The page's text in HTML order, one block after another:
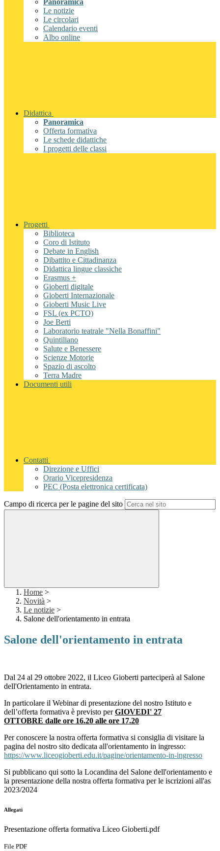
Panoramica
Le notizie
Le circolari
Calendario eventi
Albo online
Didattica
Panoramica
Offerta formativa
Le schede didattiche
I progetti delle classi
Progetti
Biblioteca
Coro di Istituto
Debate in English
Dibattito e Cittadinanza
Didattica lingue classiche
Erasmus +
Gioberti digitale
Gioberti Internazionale
Gioberti Music Live
FSL (ex PCTO)
Joe Berti
Laboratorio teatrale "Nella Bonaffini"
Quintiliano
Salute e Benessere
Scienze Motorie
Spazio di ascolto
Terra Madre
Documenti utili
Contatti
Direzione e Uffici
Orario Vicepresidenza
PEC (Posta elettronica certificata)
Campo di ricerca per le pagine del sito
Home >
Novità >
Le notizie >
Salone dell'orientamento in entrata
Salone dell'orientamento in entrata
Dal 24 al 29 ottobre 2022, il Liceo Gioberti parteciperà al Salone
dell'Orientamento in entrata.
In particolare il Webinar di presentazione del nostro Istituto e
dell’offerta formativa è previsto perGIOVEDI' 27
OTTOBRE dalle ore 16.20 alle ore 17.20
Per conoscere la nostra offerta formativa si consiglia di visitare la
pagina del nostro sito dedicata all'orientamento in ingresso:
https://www.liceogioberti.edu.it/pagine/orientamento-in-ingresso
Si pubblicano qui sotto la Locandina del Salone dell'orientamento e
la presentazione della nostra offerta formativa per le iscrizioni all'as
2023/2024
Allegati
Presentazione offerta formativa Liceo Gioberti.pdf
File PDF